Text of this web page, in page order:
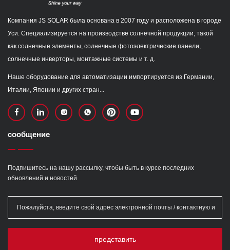
Компания JS SOLAR была основана в 2007 году и расположена в городе
Уси. Специализируется на производстве солнечной продукции, такой
как солнечные элементы, солнечные фотоэлектрические панели,
солнечные инверторы, монтажные системы и т. д.
Наше оборудование для автоматизации импортируется из Германии,
Италии, Японии и других стран...
сообщение
Подпишитесь на нашу рассылку, чтобы быть в курсе последних
обновлений и новостей
представить